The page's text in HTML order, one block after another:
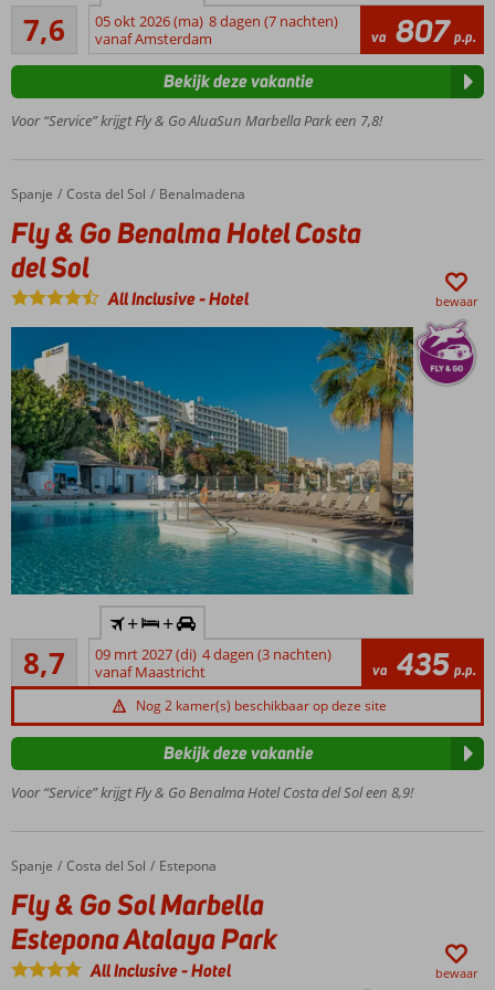
Ideaal
hotel
voor
gezin
Zwembad
glijbanen
Comfortabele,
ruime kamers
Volpension
of All
Inclusive
ook
mogelijk
7,6
58
beoordelingen
05 okt 2026 (ma) 8 dagen (7 nachten)
vanaf Amsterdam
va 807 p.p.
Voor “Service” krijgt Fly & Go AluaSun Marbella Park een 7,8!
Bekijk deze vakantie
Home
Spanje Costa del Sol Benalmadena
Fly & Go Benalma Hotel Costa del Sol
Fly & Go Benalma Hotel Costa
del Sol
All Inclusive-Hotel bewaar
Direct
aan
Playa
Bonita
strand
Zwembad
glijbanen,
Only
pool & 3
hottubs
Heerlijk
smullen in
8,7
Aanrader
40
beoordelingen
+ +
09 mrt 2027 (di) 4 dagen (3 nachten)
vanaf Maastricht
va 435 p.p.
Nog 2 kamer(s) beschikbaar op deze site
Voor “Service” krijgt Fly & Go Benalma Hotel Costa del Sol een 8,9!
Bekijk deze vakantie
Home
Spanje Costa del Sol Estepona
Fly & Go Sol Marbella Estepona Atalaya Park
Fly & Go Sol Marbella
Estepona Atalaya Park
All Inclusive-Hotel bewaar